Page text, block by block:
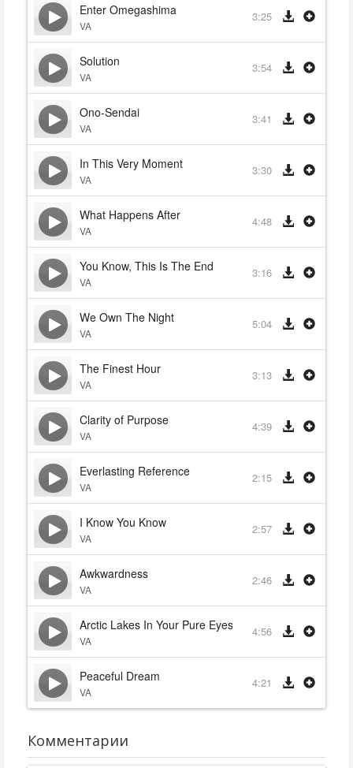
Enter Omegashima
VA
3:25
Solution
VA
3:54
Ono-Sendai
VA
3:41
In This Very Moment
VA
3:30
What Happens After
VA
4:48
You Know, This Is The End
VA
3:16
We Own The Night
VA
5:04
The Finest Hour
VA
3:13
Clarity of Purpose
VA
4:39
Everlasting Reference
VA
2:15
I Know You Know
VA
2:57
Awkwardness
VA
2:46
Arctic Lakes In Your Pure Eyes
VA
4:56
Peaceful Dream
VA
4:21
Комментарии